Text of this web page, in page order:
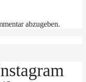
abzugeben.